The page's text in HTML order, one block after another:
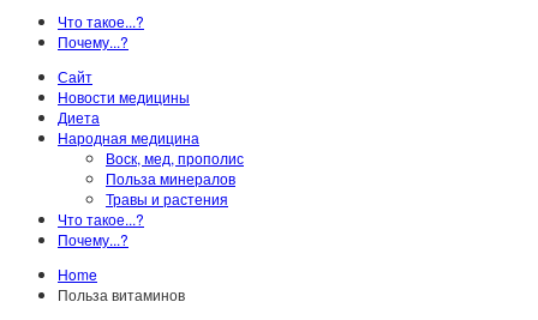
Что такое...?
Почему...?
Сайт
Новости медицины
Диета
Народная медицина
Воск, мед, прополис
Польза минералов
Травы и растения
Что такое...?
Почему...?
Home
Польза витаминов